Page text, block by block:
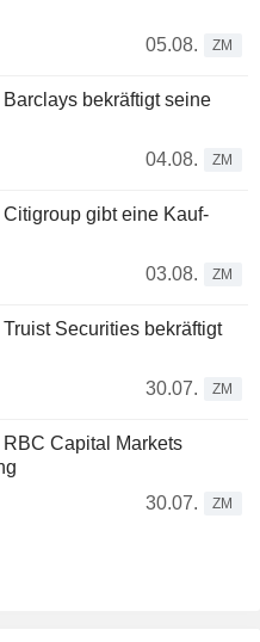
05.08.
ZM
bekräftigt seine
04.08.
ZM
gibt eine Kauf-
03.08.
ZM
Securities bekräftigt
30.07.
ZM
Capital Markets
30.07.
ZM